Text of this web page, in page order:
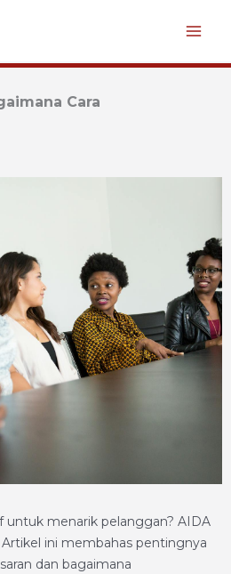
Cara
untuk menarik pelanggan? AIDA
ini membahas pentingnya
dan bagaimana